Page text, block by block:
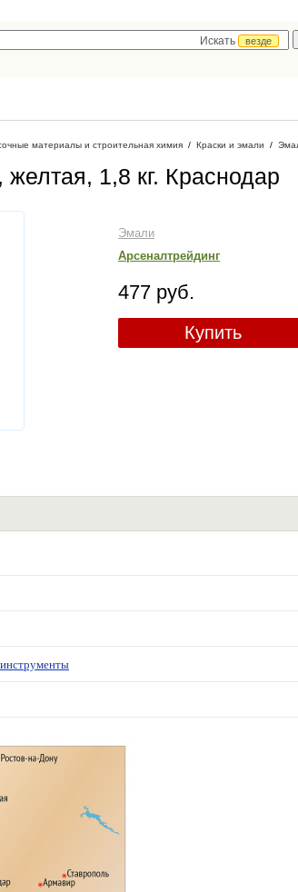
Искать
везде
материалы и строительная химия / Краски и эмали /
1,8 кг. Краснодар
Эмали
Арсеналтрейдинг
477 руб.
Купить